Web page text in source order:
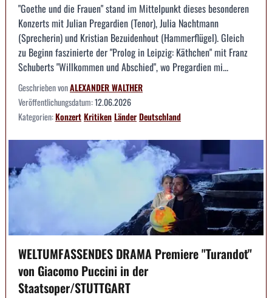
"Goethe und die Frauen" stand im Mittelpunkt dieses besonderen
Konzerts mit Julian Pregardien (Tenor), Julia Nachtmann
(Sprecherin) und Kristian Bezuidenhout (Hammerflügel). Gleich
zu Beginn faszinierte der "Prolog in Leipzig: Käthchen" mit Franz
Schuberts "Willkommen und Abschied", wo Pregardien mi...
Geschrieben vonALEXANDER WALTHER
Veröffentlichungsdatum:12.06.2026
Kategorien:KonzertKritikenLänderDeutschland
WELTUMFASSENDES DRAMA Premiere "Turandot"
von Giacomo Puccini in der
Staatsoper/STUTTGART